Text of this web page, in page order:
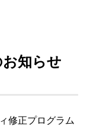
知らせ
修正プログラム